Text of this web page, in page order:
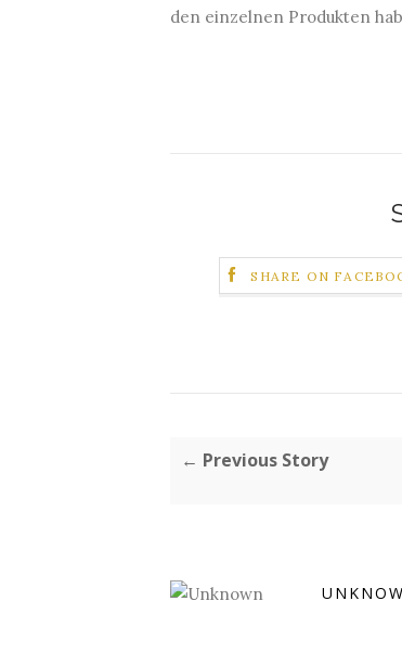
den einzelnen Produkten
SHARE ON
← Previous Story